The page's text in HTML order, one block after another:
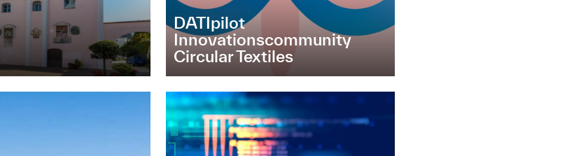
DATIpilot
Innovationscommunity
Circular Textiles